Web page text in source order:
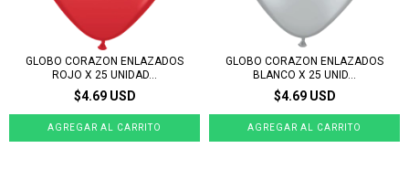
GLOBO CORAZON ENLAZADOS
ROJO X 25 UNIDAD...
$4.69 USD
GLOBO CORAZON ENLAZADOS
BLANCO X 25 UNID...
$4.69 USD